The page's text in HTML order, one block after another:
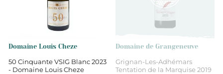
Domaine Louis Cheze
50 Cinquante VSIG Blanc 2023
- Domaine Louis Cheze
Domaine de Grangeneuve
Grignan-Les-Adhémars
Tentation de la Marquise 2019